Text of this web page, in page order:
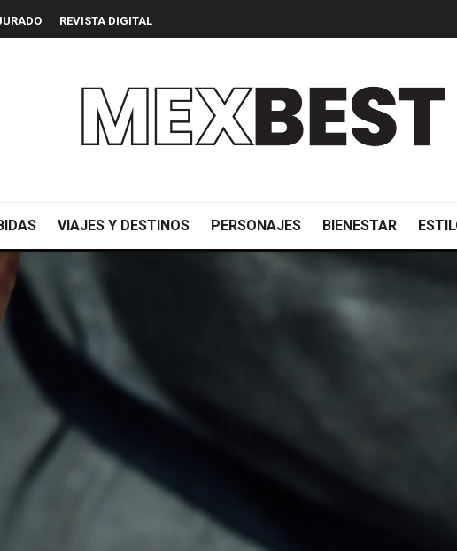
REVISTA DIGITAL
VIAJES Y DESTINOS PERSONAJES BIENESTAR